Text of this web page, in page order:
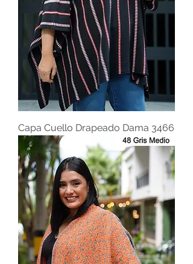
Capa Cuello Drapeado Dama 3466